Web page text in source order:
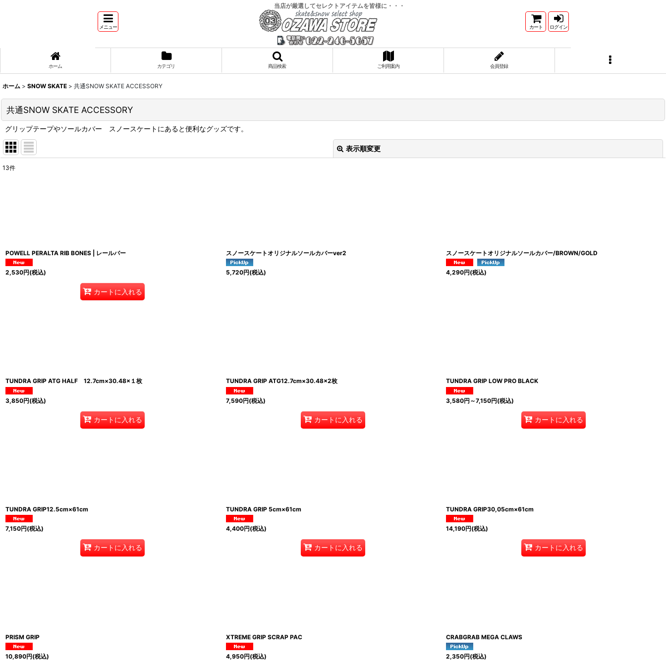
当店が厳選してセレクトアイテムを皆様に・・・
メニュー カート ログイン
ホーム カテゴリ 商品検索 ご利用案内 会員登録
ホーム > SNOW SKATE > 共通SNOW SKATE ACCESSORY
共通SNOW SKATE ACCESSORY
グリップテープやソールカバー スノースケートにあると便利なグッズです。
表示順変更
13件
POWELL PERALTA RIB BONES | レールバー
2,530円(税込)
カートに入れる
スノースケートオリジナルソールカバーver2
5,720円(税込)
スノースケートオリジナルソールカバー/BROWN/GOLD
4,290円(税込)
TUNDRA GRIP ATG HALF 12.7cm×30.48×１枚
3,850円(税込)
カートに入れる
TUNDRA GRIP ATG12.7cm×30.48×2枚
7,590円(税込)
カートに入れる
TUNDRA GRIP LOW PRO BLACK
3,580円 ～7,150円(税込)
カートに入れる
TUNDRA GRIP12.5cm×61cm
7,150円(税込)
カートに入れる
TUNDRA GRIP 5cm×61cm
4,400円(税込)
カートに入れる
TUNDRA GRIP30,05cm×61cm
14,190円(税込)
カートに入れる
PRISM GRIP
10,890円(税込)
XTREME GRIP SCRAP PAC
4,950円(税込)
CRABGRAB MEGA CLAWS
2,350円(税込)